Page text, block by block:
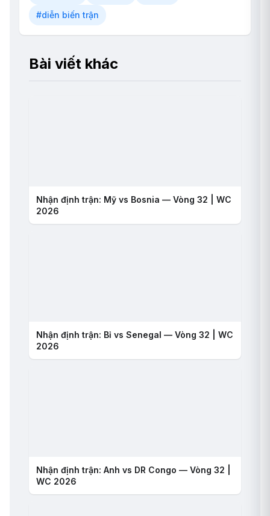
#diễn biến trận
Bài viết khác
Nhận định trận: Mỹ vs Bosnia — Vòng 32 | WC
2026
Nhận định trận: Bỉ vs Senegal — Vòng 32 | WC
2026
Nhận định trận: Anh vs DR Congo — Vòng 32 |
WC 2026